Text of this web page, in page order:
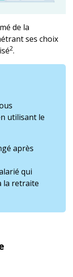
de la
ses choix
2.
utilisant le
après
qui
la retraite